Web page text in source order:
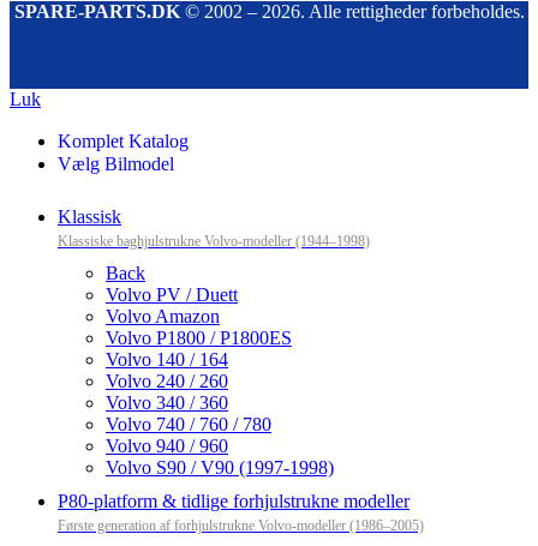
SPARE-PARTS.DK© 2002 – 2026. Alle rettigheder forbeholdes.
Luk
Komplet Katalog
Vælg Bilmodel
Klassisk
Klassiske baghjulstrukne Volvo-modeller (1944–1998)
Back
Volvo PV / Duett
Volvo Amazon
Volvo P1800 / P1800ES
Volvo 140 / 164
Volvo 240 / 260
Volvo 340 / 360
Volvo 740 / 760 / 780
Volvo 940 / 960
Volvo S90 / V90 (1997-1998)
P80-platform & tidlige forhjulstrukne modeller
Første generation af forhjulstrukne Volvo-modeller (1986–2005)